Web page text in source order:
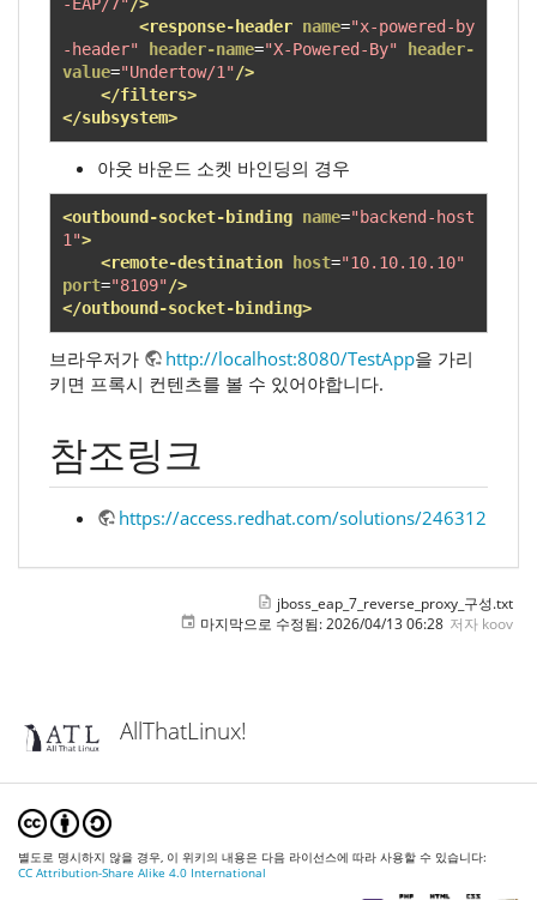
-EAP/7"/>
<response-header name="x-powered-by
-header"
header-name="X-Powered-By"
header-
value="Undertow/1"/>
</filters>
</subsystem>
아웃 바운드 소켓 바인딩의 경우
<outbound-socket-binding name="backend-host
1">
<remote-destination
host="10.10.10.10"
port="8109"/>
</outbound-socket-binding>
브라우저가 http://localhost:8080/TestApp을 가리
키면 프록시 컨텐츠를 볼 수 있어야합니다.
참조링크
https://access.redhat.com/solutions/2463121
jboss_eap_7_reverse_proxy_구성.txt
마지막으로 수정됨:2026/04/13 06:28 저자 koov
AllThatLinux!
별도로 명시하지 않을 경우, 이 위키의 내용은 다음 라이선스에 따라 사용할 수 있습니다:
CC Attribution-Share Alike 4.0 International